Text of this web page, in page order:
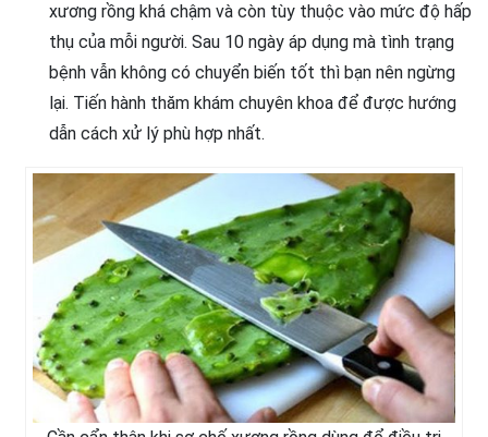
xương rồng khá chậm và còn tùy thuộc vào mức độ hấp
thụ của mỗi người. Sau 10 ngày áp dụng mà tình trạng
bệnh vẫn không có chuyển biến tốt thì bạn nên ngừng
lại. Tiến hành thăm khám chuyên khoa để được hướng
dẫn cách xử lý phù hợp nhất.